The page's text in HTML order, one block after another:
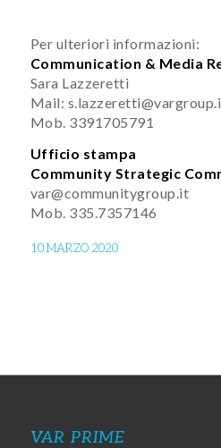
Per ulteriori informazioni:
Communication & Media
Sara Lazzeretti
Mail:
Mob. 3391705791
Ufficio stampa
Community Strategic
var@communitygroup.it
Mob. 335.7357146
10 MARZO 2020
VAR PRIME